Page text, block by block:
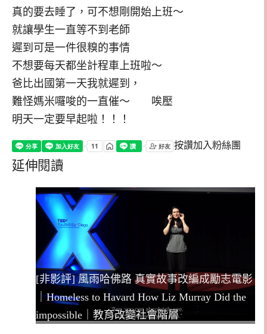
真的要去睡了，可不想剛開始上班～
就讓學生一直等不到老師
遲到可是一件很糗的事情
不想要每天都坐計程車上班啦～
爸比出國第一天我就遲到，
難怪媽米囉唆的一直催～ 唉壓
明天一定要早起啦！！！
按讚加入粉絲團
延伸閱讀
[非影評] 風雨哈佛路 真實故事改編成勵志電影
｜Homeless to Havard How Liz Murray Did the
impossible｜教育改變社會階層